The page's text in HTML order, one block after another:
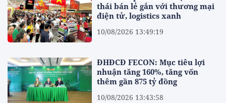
thái bán lẻ gắn với thương mại
điện tử, logistics xanh
10/08/2026 13:49:19
ĐHĐCĐ FECON: Mục tiêu lợi
nhuận tăng 160%, tăng vốn
thêm gần 875 tỷ đồng
10/08/2026 13:43:58